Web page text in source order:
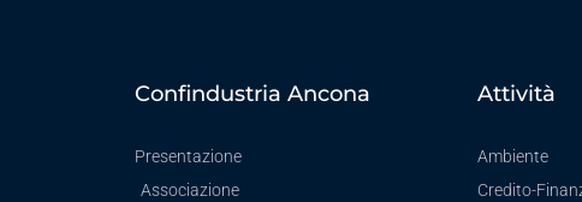
Confindustria Ancona
Presentazione
Associazione
Attività
Ambiente
Credito-